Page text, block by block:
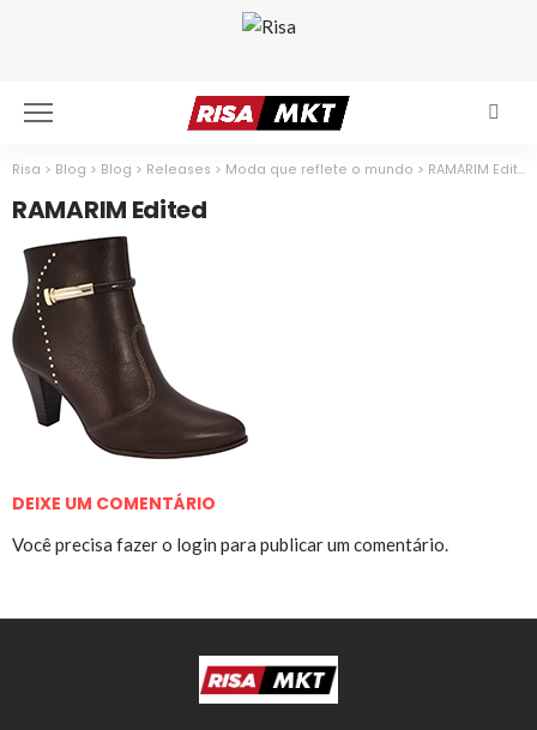
Risa > Blog > Blog > Releases > Moda que reflete o mundo > RAMARIM Edited
RAMARIM Edited
DEIXE UM COMENTÁRIO
Você precisa fazer o login para publicar um comentário.